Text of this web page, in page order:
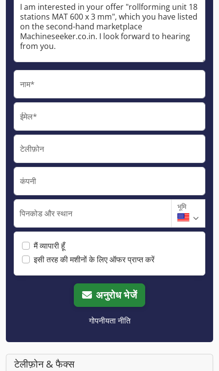
नाम*
ईमेल*
टेलीफ़ोन
कंपनी
पिनकोड और स्थान
भूमि
मैं व्यापारी हूँ
इसी तरह की मशीनों के लिए ऑफर प्राप्त करें
अनुरोध भेजें
गोपनीयता नीति
टेलीफ़ोन & फैक्स